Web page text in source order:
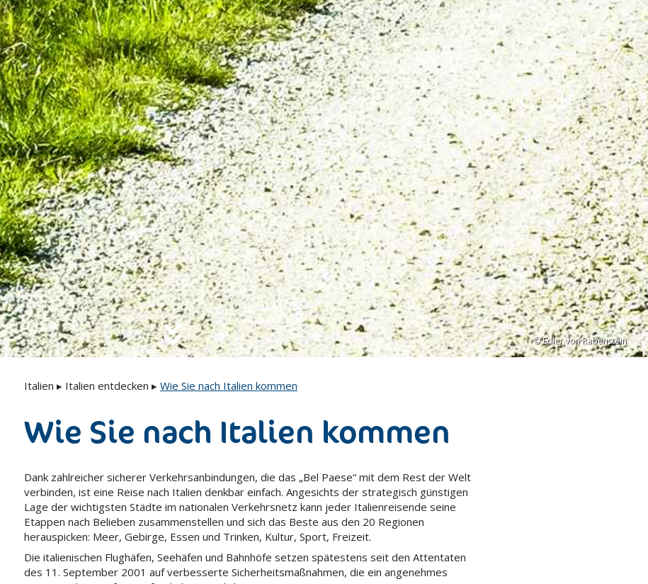
© Edler von Rabenstein
Italien ▸ Italien entdecken ▸ Wie Sie nach Italien kommen
Wie Sie nach Italien kommen
Dank zahlreicher sicherer Verkehrsanbindungen, die das „Bel Paese“ mit dem Rest der Welt
verbinden, ist eine Reise nach Italien denkbar einfach. Angesichts der strategisch günstigen
Lage der wichtigsten Städte im nationalen Verkehrsnetz kann jeder Italienreisende seine
Etappen nach Belieben zusammenstellen und sich das Beste aus den 20 Regionen
herauspicken: Meer, Gebirge, Essen und Trinken, Kultur, Sport, Freizeit.
Die italienischen Flughäfen, Seehäfen und Bahnhöfe setzen spätestens seit den Attentaten
des 11. September 2001 auf verbesserte Sicherheitsmaßnahmen, die ein angenehmes